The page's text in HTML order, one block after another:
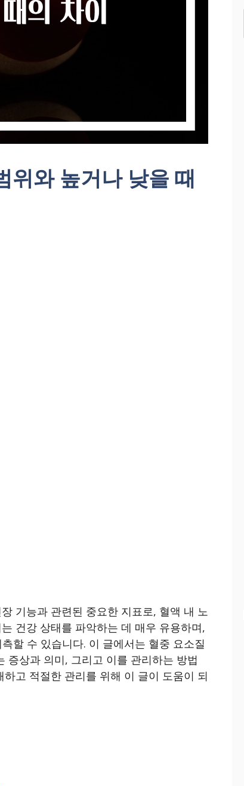
위와 높거나 낮을 때
기능과 관련된 중요한 지표로, 혈액 내 노
건강 상태를 파악하는 데 매우 유용하며,
할 수 있습니다. 이 글에서는 혈중 요소질
증상과 의미, 그리고 이를 관리하는 방법
고 적절한 관리를 위해 이 글이 도움이 되